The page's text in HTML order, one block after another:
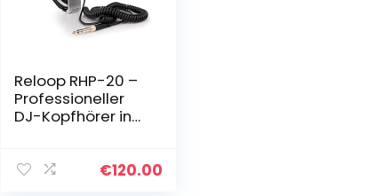
Reloop RHP-20 –
Professioneller
DJ-Kopfhörer in
Klappbauweise,
€120.00